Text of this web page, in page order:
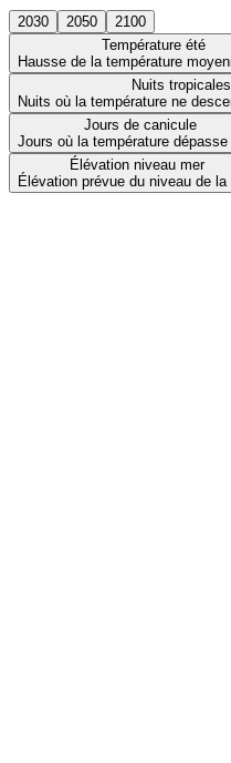
2030 2050
2100
Température été
Hausse de la température
Nuits tropicales
Nuits où la température ne
Jours de canicule
Jours où la température dépasse
Élévation niveau mer
Élévation prévue du niveau de la